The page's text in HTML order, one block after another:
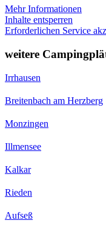
Mehr Informationen
Inhalte entsperren
Erforderlichen Service
weitere
Irrhausen
Breitenbach am Herzberg
Monzingen
Illmensee
Kalkar
Rieden
Aufseß